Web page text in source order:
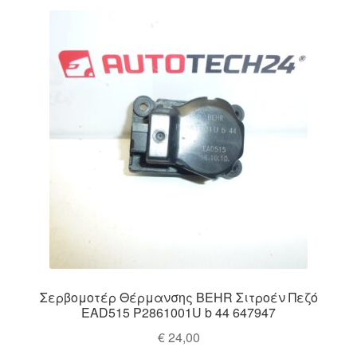
Σερβομοτέρ Θέρμανσης BEHR Σιτροέν Πεζό
EAD515 P2861001U b 44 647947
€24,00